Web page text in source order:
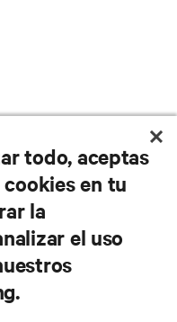
todo, aceptas
en tu
la
el uso